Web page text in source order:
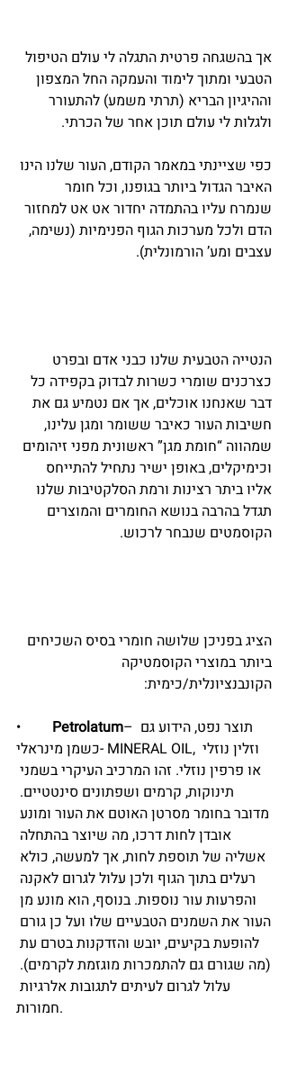
אך בהשגחה פרטית התגלה לי עולם הטיפול
הטבעי ומתוך לימוד והעמקה החל המצפון
וההיגיון הבריא (תרתי משמע) להתעורר
ולגלות לי עולם תוכן אחר של הכרתי.
כפי שציינתי במאמר הקודם, העור שלנו הינו
האיבר הגדול ביותר בגופנו, וכל חומר
שנמרח עליו בהתמדה יחדור אט אט למחזור
הדם ולכל מערכות הגוף הפנימיות (נשימה,
עצבים ומע’ הורמונלית).
הנטייה הטבעית שלנו כבני אדם ובפרט
כצרכנים שומרי כשרות לבדוק בקפידה כל
דבר שאנחנו אוכלים, אך אם נטמיע גם את
חשיבות העור כאיבר ששומר ומגן עלינו,
שמהווה “חומת מגן” ראשונית מפני זיהומים
וכימיקלים, באופן ישיר נתחיל להתייחס
אליו ביתר רצינות ורמת הסלקטיבות שלנו
תגדל בהרבה בנושא החומרים והמוצרים
הקוסמטים שנבחר לרכוש.
הציג בפניכן שלושה חומרי בסיס השכיחים
ביותר במוצרי הקוסמטיקה
הקונבנציונלית/כימית:
Petrolatum– תוצר נפט, הידוע גם
כשמן מינראלי- MINERAL OIL, וזלין נוזלי
או פרפין נוזלי. זהו המרכיב העיקרי בשמני
תינוקות, קרמים ושפתונים סינטטיים.
מדובר בחומר מסרטן האוטם את העור ומונע
אובדן לחות דרכו, מה שיוצר בהתחלה
אשליה של תוספת לחות, אך למעשה, כולא
רעלים בתוך הגוף ולכן עלול לגרום לאקנה
והפרעות עור נוספות. בנוסף, הוא מונע מן
העור את השמנים הטבעיים שלו ועל כן גורם
להופעת בקיעים, יובש והזדקנות בטרם עת
(מה שגורם גם להתמכרות מוגזמת לקרמים).
עלול לגרום לעיתים לתגובות אלרגיות
חמורות.